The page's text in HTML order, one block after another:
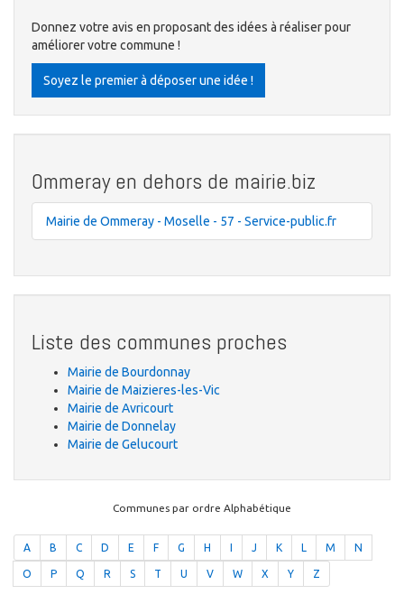
Donnez votre avis en proposant des idées à réaliser pour
améliorer votre commune !
Soyez le premier à déposer une idée !
Ommeray en dehors de mairie.biz
Mairie de Ommeray - Moselle - 57 - Service-public.fr
Liste des communes proches
Mairie de Bourdonnay
Mairie de Maizieres-les-Vic
Mairie de Avricourt
Mairie de Donnelay
Mairie de Gelucourt
Communes par ordre Alphabétique
A B C D E F G H J K L M N
O P Q R S T U V W X Y Z